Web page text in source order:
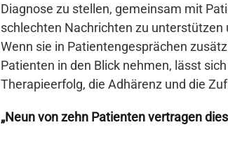
Diagnose zu stellen, gemeinsam mit
schlechten Nachrichten zu
Wenn sie in Patientengesprächen
Patienten in den Blick nehmen, lässt
Therapieerfolg, die Adhärenz und die
„Neun von zehn Patienten vertragen